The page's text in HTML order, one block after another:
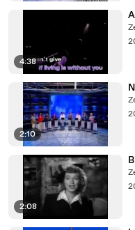
4:38
2:10
2:08